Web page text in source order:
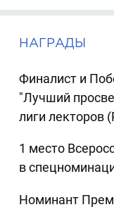
НАГРАДЫ
Финалист и
"Лучший
лиги лекторов
1 место
в
Номинант